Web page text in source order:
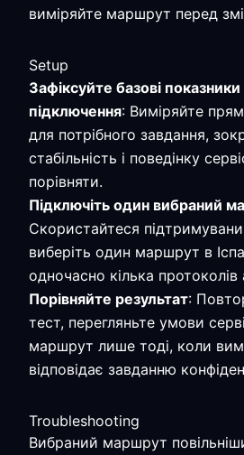
виміряйте маршрут перед
Setup
Зафіксуйте базові
підключення: Виміряйте
для потрібного завдання,
стабільність і поведінку
порівняти.
Підключіть один вибраний
Скористайтеся
виберіть один маршрут в
одночасно кілька
Порівняйте результат:
тест, перегляньте умови
маршрут лише тоді, коли
відповідає завданню
Troubleshooting
Вибраний маршрут